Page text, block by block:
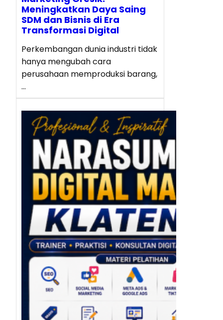
Meningkatkan Daya Saing
SDM dan Bisnis di Era
Transformasi Digital
Perkembangan dunia industri tidak
hanya mengubah cara
perusahaan memproduksi barang,
…